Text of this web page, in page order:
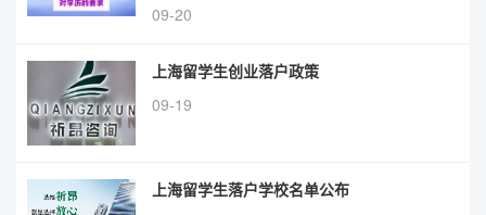
09-20
上海留学生创业落户政策
09-19
上海留学生落户学校名单公布